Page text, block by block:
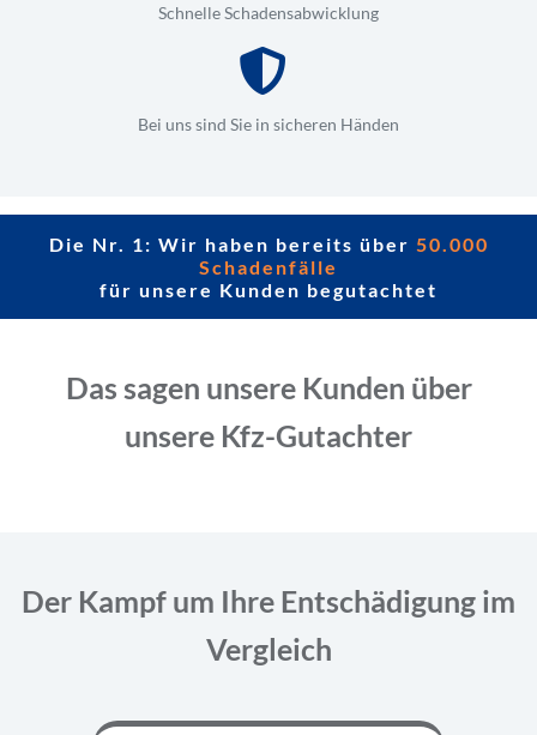
Schnelle Schadensabwicklung
Bei uns sind Sie in sicheren Händen
Die Nr. 1: Wir haben bereits über 50.000
Schadenfälle
für unsere Kunden begutachtet
Das sagen unsere Kunden über
unsere Kfz-Gutachter
Der Kampf um Ihre Entschädigung im
Vergleich